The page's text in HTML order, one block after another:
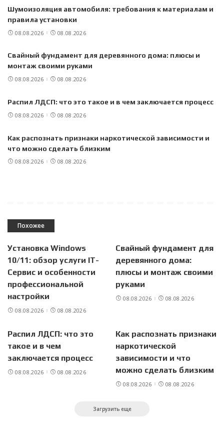
Шумоизоляция автомобиля: требования к материалам и
правила установки
08.08.2026 08.08.2026
Свайный фундамент для деревянного дома: плюсы и
монтаж своими руками
08.08.2026 08.08.2026
Распил ЛДСП: что это такое и в чем заключается процесс
08.08.2026 08.08.2026
Как распознать признаки наркотической зависимости и
что можно сделать близким
08.08.2026 08.08.2026
Похожее
Установка Windows
10/11: обзор услуги IT-
Сервис и особенности
профессиональной
настройки
08.08.2026 08.08.2026
Свайный фундамент для
деревянного дома:
плюсы и монтаж своими
руками
08.08.2026 08.08.2026
Распил ЛДСП: что это
такое и в чем
заключается процесс
08.08.2026 08.08.2026
Как распознать признаки
наркотической
зависимости и что
можно сделать близким
08.08.2026 08.08.2026
Загрузить еще